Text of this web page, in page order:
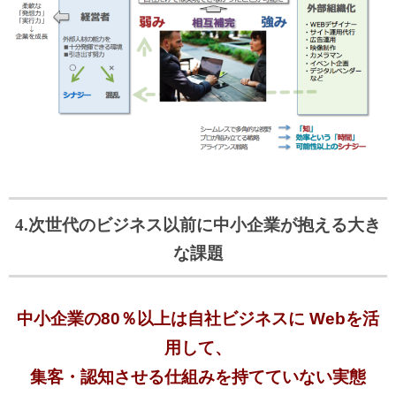
4.次世代のビジネス以前に中小企業が抱える大き
な課題
中小企業の80％以上は自社ビジネスに Webを活
用して、
集客・認知させる仕組みを持てていない実態